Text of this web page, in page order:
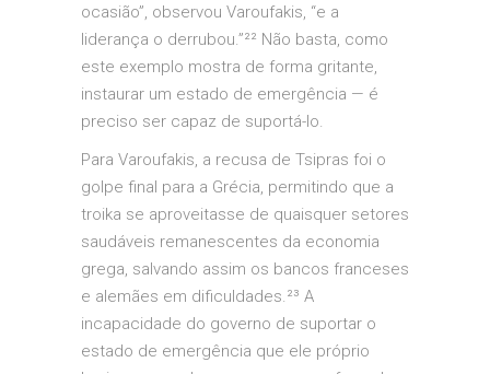
ocasião”, observou Varoufakis, “e a
liderança o derrubou.”²² Não basta, como
este exemplo mostra de forma gritante,
instaurar um estado de emergência — é
preciso ser capaz de suportá-lo.
Para Varoufakis, a recusa de Tsipras foi o
golpe final para a Grécia, permitindo que a
troika se aproveitasse de quaisquer setores
saudáveis remanescentes da economia
grega, salvando assim os bancos franceses
e alemães em dificuldades.²³ A
incapacidade do governo de suportar o
estado de emergência que ele próprio